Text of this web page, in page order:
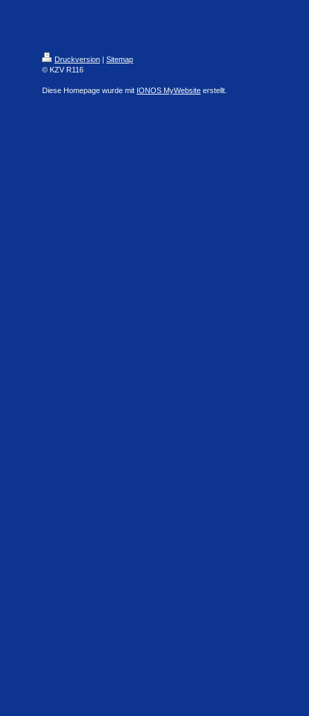
Druckversion | Sitemap
© KZV R116
Diese Homepage wurde mit IONOS MyWebsite erstellt.